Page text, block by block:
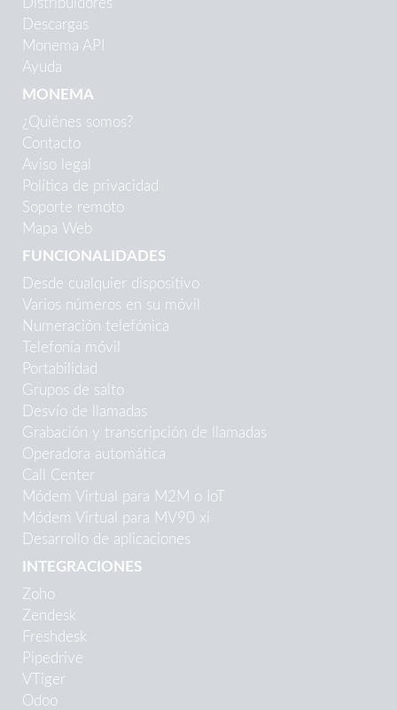
Distribuidores
Descargas
Monema API
Ayuda
MONEMA
¿Quiénes somos?
Contacto
Aviso legal
Política de privacidad
Soporte remoto
Mapa Web
FUNCIONALIDADES
Desde cualquier dispositivo
Varios números en su móvil
Numeración telefónica
Telefonía móvil
Portabilidad
Grupos de salto
Desvío de llamadas
Grabación y transcripción de llamadas
Operadora automática
Call Center
Módem Virtual para M2M o IoT
Módem Virtual para MV90 xi
Desarrollo de aplicaciones
INTEGRACIONES
Zoho
Zendesk
Freshdesk
Pipedrive
VTiger
Odoo